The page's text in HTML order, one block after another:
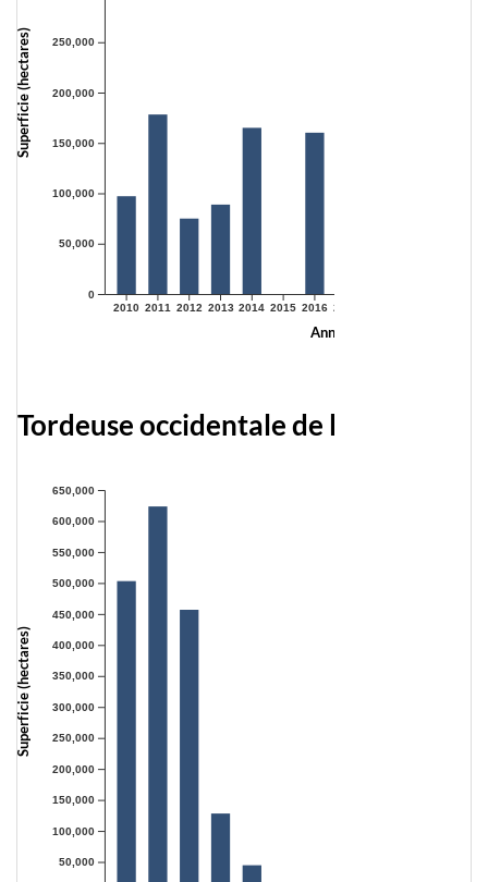
2010 2011 2012 2013 2014 2015 2016 2017
Année
0
50,000
100,000
150,000
200,000
250,000
Superficie (hectares)
Tordeuse occidentale de l'épinette
50,000
100,000
150,000
200,000
250,000
300,000
350,000
400,000
450,000
500,000
550,000
600,000
650,000
Superficie (hectares)